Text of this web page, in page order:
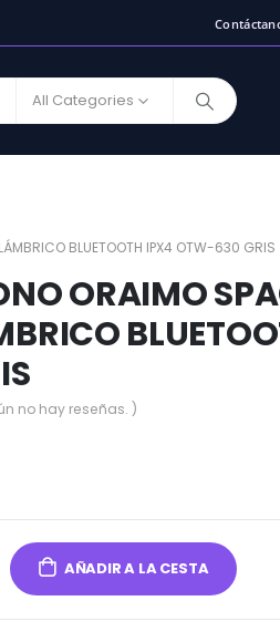
All Categories
BLUETOOTH IPX4 OTW-630 GRIS
ORAIMO
no hay reseñas. )
AÑADIR A LA CESTA